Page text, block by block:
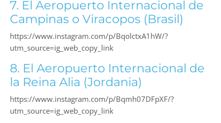
7. El Aeropuerto Internacional de
Campinas o Viracopos (Brasil)
https://www.instagram.com/p/BqolctxA1hW/?
utm_source=ig_web_copy_link
8. El Aeropuerto Internacional de
la Reina Alia (Jordania)
https://www.instagram.com/p/Bqmh07DFpXF/?
utm_source=ig_web_copy_link